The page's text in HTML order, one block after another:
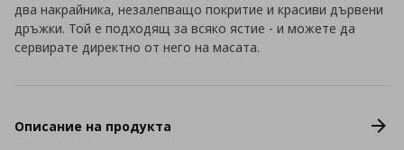
два накрайника, незалепващо покритие и красиви дървени
дръжки. Той е подходящ за всяко ястие - и можете да
сервирате директно от него на масата.
Описание на продукта